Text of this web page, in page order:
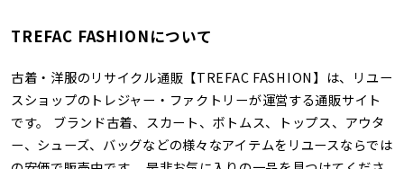
TREFAC FASHIONについて
古着・洋服のリサイクル通販【TREFAC FASHION】は、リユー
スショップのトレジャー・ファクトリーが運営する通販サイト
です。 ブランド古着、スカート、ボトムス、トップス、アウタ
ー、シューズ、バッグなどの様々なアイテムをリユースならでは